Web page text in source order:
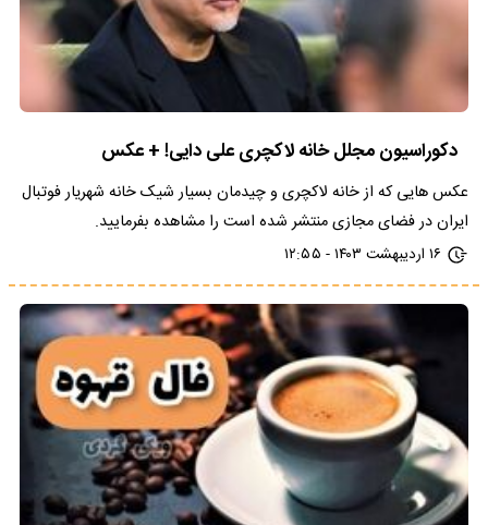
دکوراسیون مجلل خانه لاکچری علی دایی! + عکس
عکس هایی که از خانه لاکچری و چیدمان بسیار شیک خانه شهریار فوتبال
ایران در فضای مجازی منتشر شده است را مشاهده بفرمایید.
۱۶ اردیبهشت ۱۴۰۳ - ۱۲:۵۵